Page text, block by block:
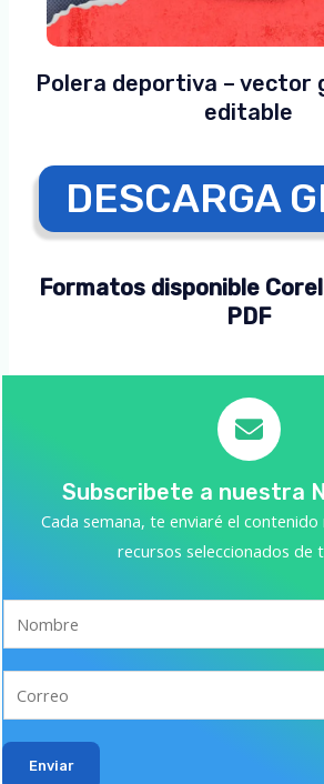
Polera deportiva – vector
editable
DESCARGA
Formatos disponible
PDF
Subscribete a nuestra
Cada semana, te enviaré el
recursos seleccionados de
Enviar